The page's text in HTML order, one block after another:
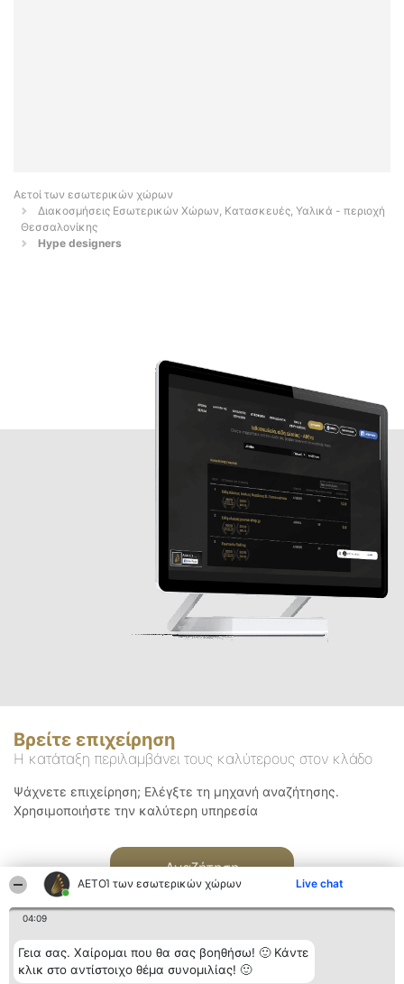
ΑΕΤΟΊ των εσωτερικών χώρων Live chat
04:09
Γεια σας. Χαίρομαι που θα σας βοηθήσω! 🙂 Κάντε
κλικ στο αντίστοιχο θέμα συνομιλίας! 🙂
Αετοί των εσωτερικών χώρων
Διακοσμήσεις Εσωτερικών Χώρων, Κατασκευές, Υαλικά - περιοχή
Θεσσαλονίκης
Hype designers
Βρείτε επιχείρηση
Η κατάταξη περιλαμβάνει τους καλύτερους στον κλάδο
Ψάχνετε επιχείρηση; Ελέγξτε τη μηχανή αναζήτησης.
Χρησιμοποιήστε την καλύτερη υπηρεσία
Αναζήτηση